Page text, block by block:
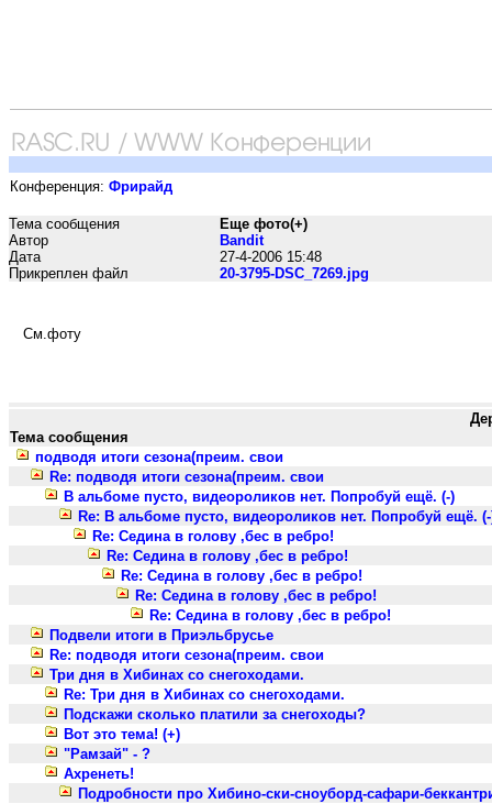
Конференция: Фрирайд
Тема сообщения
Еще фото(+)
Автор
Bandit
Дата
27-4-2006 15:48
Прикреплен файл
20-3795-DSC_7269.jpg
См.фоту
Тема сообщения
подводя итоги сезона(преим. свои
Re: подводя итоги сезона(преим. свои
В альбоме пусто, видеороликов нет. Попробуй ещё. (-)
Re: В альбоме пусто, видеороликов нет. Попробуй ещё.
Re: Седина в голову ,бес в ребро!
Re: Седина в голову ,бес в ребро!
Re: Седина в голову ,бес в ребро!
Re: Седина в голову ,бес в ребро!
Re: Седина в голову ,бес в ребро!
Подвели итоги в Приэльбрусье
Re: подводя итоги сезона(преим. свои
Три дня в Хибинах со снегоходами.
Re: Три дня в Хибинах со снегоходами.
Подскажи сколько платили за снегоходы?
Вот это тема! (+)
"Рамзай" - ?
Ахренеть!
Подробности про Хибино-ски-сноуборд-сафари-